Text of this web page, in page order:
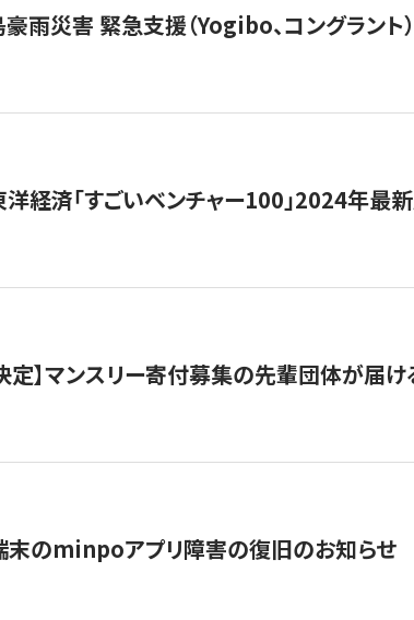
雨災害 緊急支援（Yogibo、コングラント）
経済「すごいベンチャー100」2024年最
定】マンスリー寄付募集の先輩団体が届
のminpoアプリ障害の復旧のお知らせ